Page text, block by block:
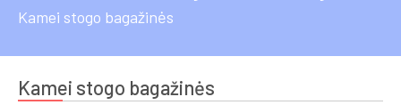
Kamei stogo bagažinės
Kamei stogo bagažinės